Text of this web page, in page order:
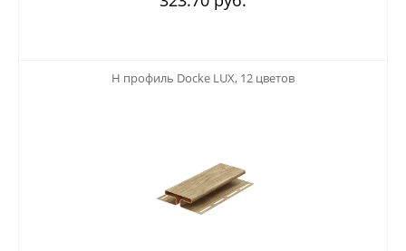
H профиль Docke LUX, 12 цветов